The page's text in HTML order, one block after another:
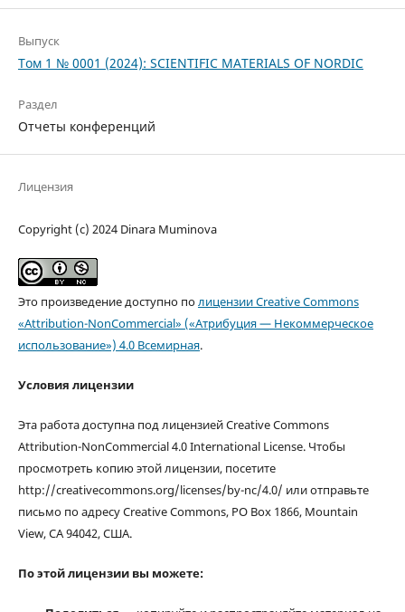
Выпуск
Том 1 № 0001 (2024): SCIENTIFIC MATERIALS OF NORDIC
Раздел
Отчеты конференций
Лицензия
Copyright (c) 2024 Dinara Muminova
Это произведение доступно полицензии Creative Commons
«Attribution-NonCommercial» («Атрибуция — Некоммерческое
использование») 4.0 Всемирная.
Условия лицензии
Эта работа доступна под лицензией Creative Commons
Attribution-NonCommercial 4.0 International License. Чтобы
просмотреть копию этой лицензии, посетите
http://creativecommons.org/licenses/by-nc/4.0/ или отправьте
письмо по адресу Creative Commons, PO Box 1866, Mountain
View, CA 94042, США.
По этой лицензии вы можете: